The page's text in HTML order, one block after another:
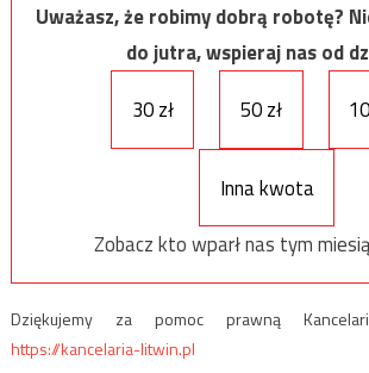
Uważasz, że robimy dobrą robotę?
do jutra, wspieraj nas od
30 zł
50 zł
Inna kwota
Zobacz kto wparł nas tym
Dziękujemy za pomoc prawną
https://kancelaria-litwin.pl